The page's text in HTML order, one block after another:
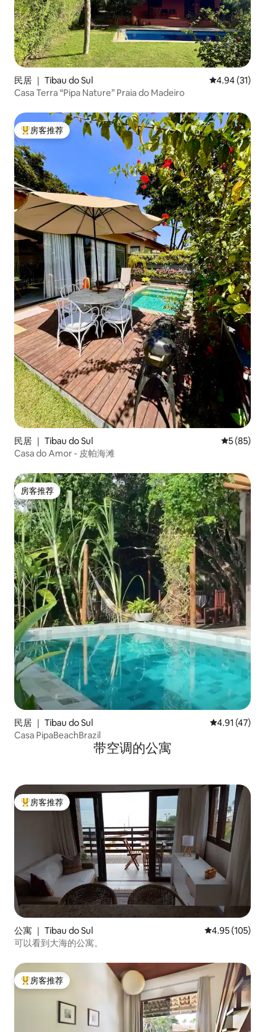
民居 ｜ Tibau do Sul 平均评分
4.94 (31)
Casa Terra “Pipa Nature” Praia do Madeiro
热门「房客推荐」
房客推荐
民居 ｜ Tibau do Sul 平均评分
5 (85)
Casa do Amor - 皮帕海滩
房客推荐
房客推荐
民居 ｜ Tibau do Sul 平均评分
4.91 (47)
Casa PipaBeachBrazil
带空调的公寓
热门「房客推荐」
房客推荐
公寓 ｜ Tibau do Sul 平均评分 4.95
4.95 (105)
可以看到大海的公寓。
热门「房客推荐」
房客推荐